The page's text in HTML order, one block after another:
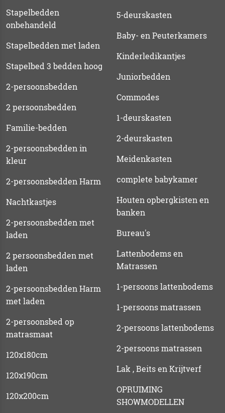
Stapelbedden
onbehandeld
Stapelbedden met laden
Stapelbed 3 bedden hoog
2-persoonsbedden
2 persoonsbedden
Familie-bedden
2-persoonsbedden in
kleur
2-persoonsbedden Harm
Nachtkastjes
2-persoonsbedden met
laden
2 persoonsbedden met
laden
2-persoonsbedden Harm
met laden
2-persoonsbed op
matrasmaat
120x180cm
120x190cm
120x200cm
5-deurskasten
Baby- en Peuterkamers
Kinderledikantjes
Juniorbedden
Commodes
1-deurskasten
2-deurskasten
Meidenkasten
complete babykamer
Houten opbergkisten en
banken
Bureau's
Lattenbodems en
Matrassen
1-persoons lattenbodems
1-persoons matrassen
2-persoons lattenbodems
2-persoons matrassen
Lak , Beits en Krijtverf
OPRUIMING
SHOWMODELLEN